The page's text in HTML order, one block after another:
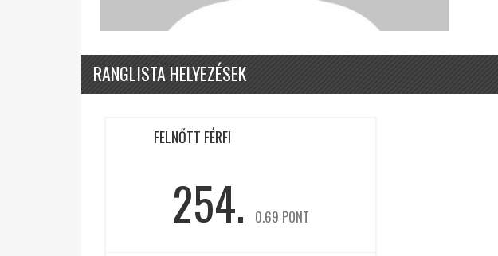
RANGLISTA HELYEZÉSEK
FELNŐTT FÉRFI
254. 0.69 PONT